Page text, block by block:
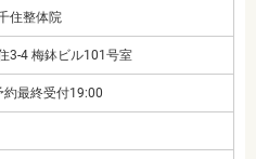
住整体院
3-4 梅鉢ビル101号室
最終受付19:00